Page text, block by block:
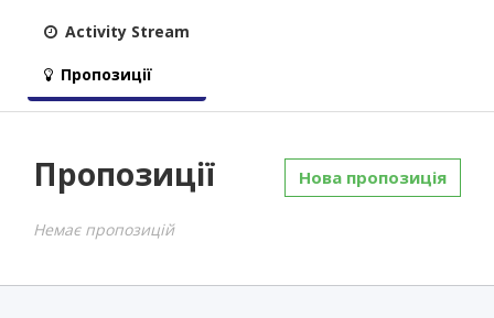
Activity Stream
Пропозиції
Пропозиції Нова пропозиція
Немає пропозицій